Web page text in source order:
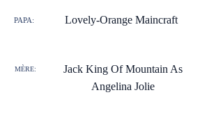
PAPA: Lovely-Orange Maincraft
MÈRE:
Jack King Of Mountain As
Angelina Jolie